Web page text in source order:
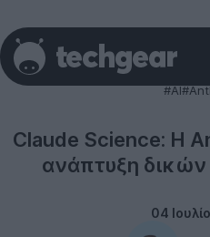
#AI
Claude Science: Η
ανάπτυξη
04